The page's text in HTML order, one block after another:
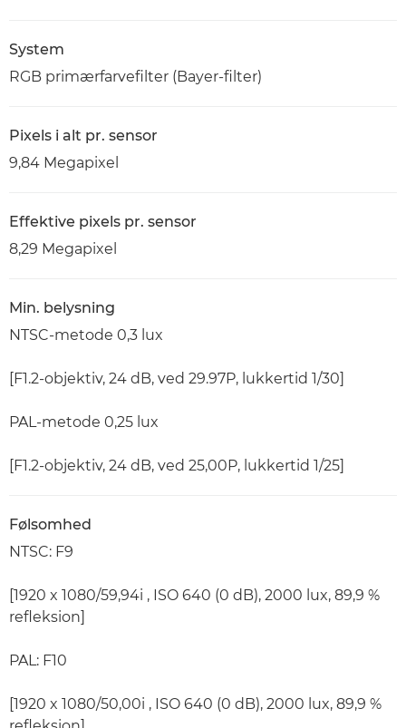
System
RGB primærfarvefilter (Bayer-filter)
Pixels i alt pr. sensor
9,84 Megapixel
Effektive pixels pr. sensor
8,29 Megapixel
Min. belysning
NTSC-metode 0,3 lux
[F1.2-objektiv, 24 dB, ved 29.97P, lukkertid 1/30]
PAL-metode 0,25 lux
[F1.2-objektiv, 24 dB, ved 25,00P, lukkertid 1/25]
Følsomhed
NTSC: F9
[1920 x 1080/59,94i , ISO 640 (0 dB), 2000 lux, 89,9 %
refleksion]
PAL: F10
[1920 x 1080/50,00i , ISO 640 (0 dB), 2000 lux, 89,9 %